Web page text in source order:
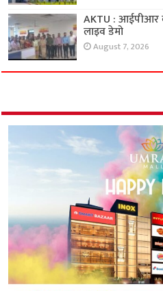
AKTU : आईपीआर
लाइव डेमो
August 7, 2026